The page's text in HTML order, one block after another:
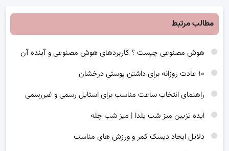
مطالب مرتبط
هوش مصنوعی چیست ؟ کاربردهای هوش مصنوعی و آینده آن
راهنمای انتخاب ساعت مناسب برای استایل رسمی و غیررسمی
ایده تزیین میز شب یلدا | میز شب چله
دلایل ایجاد دیسک کمر و ورزش های مناسب